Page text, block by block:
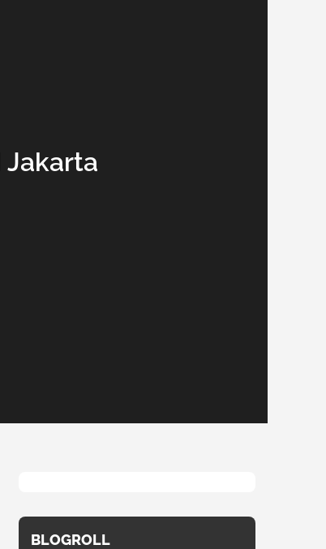
Jakarta
BLOGROLL